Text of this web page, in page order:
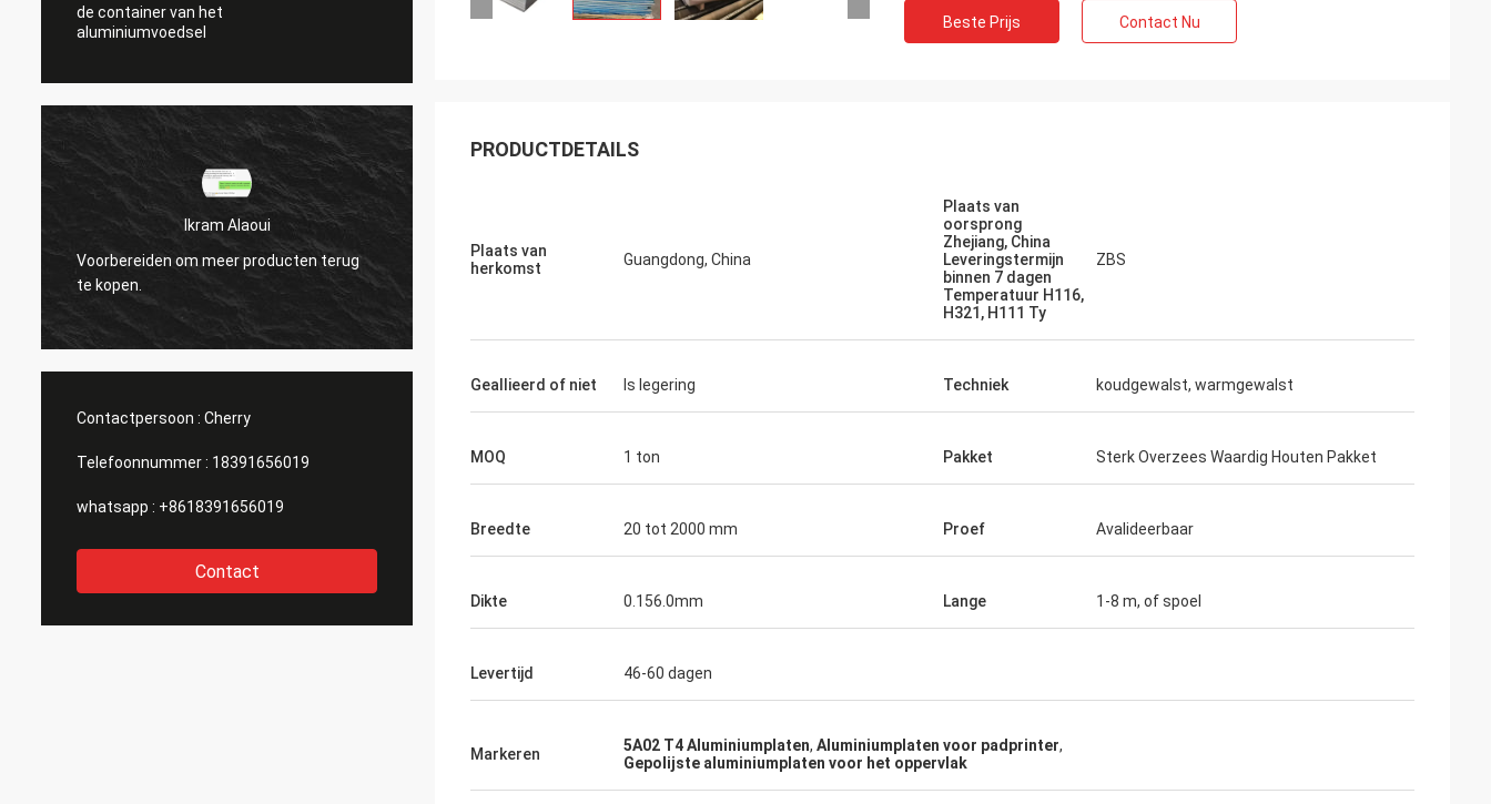
de container van het
aluminiumvoedsel
Ikram Alaoui
om meer producten terug
Voorbereiden om meer producten terug
te kopen.
Contactpersoon : Cherry
Telefoonnummer : 18391656019
whatsapp : +8618391656019
Contact
Beste Prijs Contact Nu
PRODUCTDETAILS
Plaats van
herkomst
Guangdong, China
Plaats van
oorsprong
Zhejiang, China
Leveringstermijn
binnen 7 dagen
Temperatuur H116,
H321, H111 Ty
ZBS
Geallieerd of niet Is legering Techniek koudgewalst, warmgewalst
MOQ 1 ton Pakket Sterk Overzees Waardig Houten Pakket
Breedte 20 tot 2000 mm Proef Avalideerbaar
Dikte 0.156.0mm Lange 1-8 m, of spoel
Levertijd 46-60 dagen
Markeren 5A02 T4 Aluminiumplaten, Aluminiumplaten voor padprinter,
Gepolijste aluminiumplaten voor het oppervlak